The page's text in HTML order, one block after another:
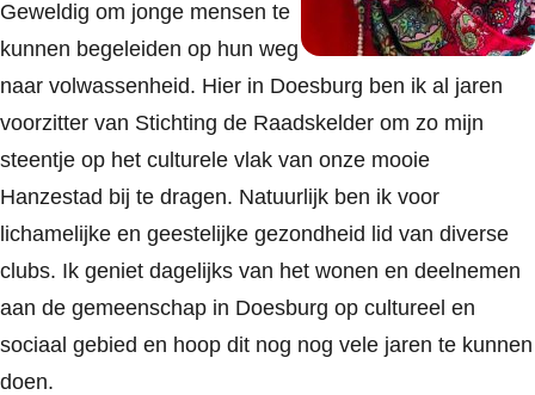
Geweldig om jonge mensen te
kunnen begeleiden op hun weg
naar volwassenheid. Hier in Doesburg ben ik al jaren
voorzitter van Stichting de Raadskelder om zo mijn
steentje op het culturele vlak van onze mooie
Hanzestad bij te dragen. Natuurlijk ben ik voor
lichamelijke en geestelijke gezondheid lid van diverse
clubs. Ik geniet dagelijks van het wonen en deelnemen
aan de gemeenschap in Doesburg op cultureel en
sociaal gebied en hoop dit nog nog vele jaren te kunnen
doen.